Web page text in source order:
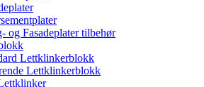
og Fasadeplater tilbehør
Lettklinkerblokk
Lettklinkerblokk